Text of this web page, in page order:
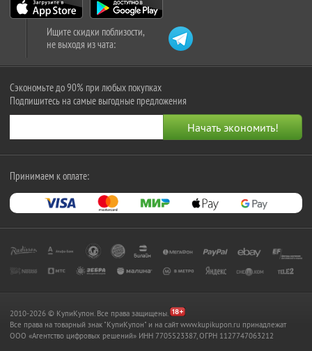
Ищите скидки поблизости,
не выходя из чата:
Сэкономьте до 90% при любых покупках
Подпишитесь на самые выгодные предложения
Принимаем к оплате:
2010-2026 © КупиКупон. Все права защищены.
Все права на товарный знак "КупиКупон" и на сайт www.kupikupon.ru принадлежат
OOO «Агентство цифровых решений» ИНН 7705523387, ОГРН 1127747063212